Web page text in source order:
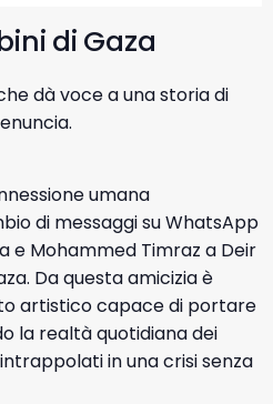
di Gaza
dà voce a una storia di
umana
di messaggi su WhatsApp
e Mohammed Timraz a Deir
Da questa amicizia è
artistico capace di portare
la realtà quotidiana dei
in una crisi senza